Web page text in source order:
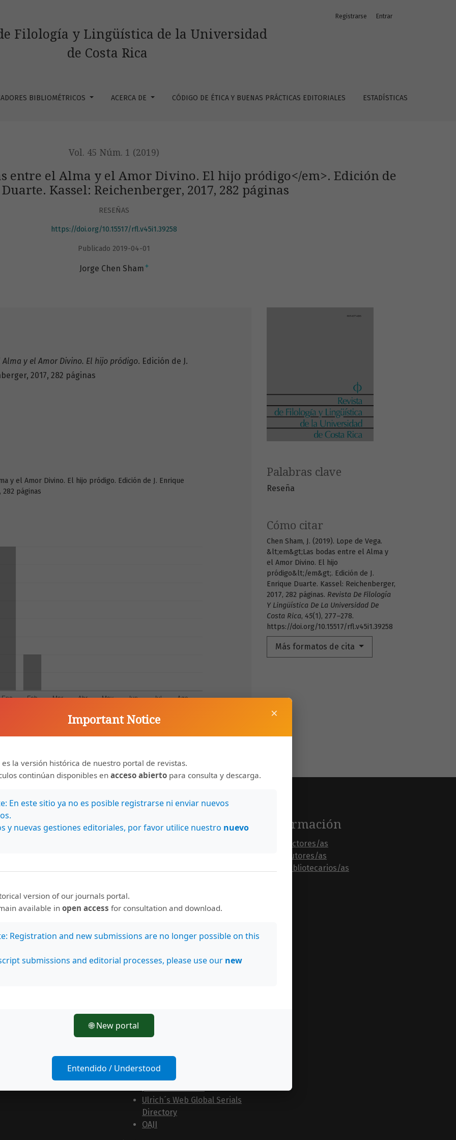
y el Amor Divino. El hijo pródigo&lt;/em&gt;. Edición de J. Enrique Duarte. Kassel: Reichenberger, 2017, 282 páginas
Filología y Lingüística de la Universidad
de Costa Rica
BIBLIOMÉTRICOS ACERCA DE CÓDIGO DE ÉTICA Y BUENAS PRÁCTICAS EDITORIALES ESTADÍSTICAS
Registrarse Entrar
Vol. 45 Núm. 1 (2019)
entre el Alma y el Amor Divino. El hijo pródigo</em>. Edición de
Kassel: Reichenberger, 2017, 282 páginas
RESEÑAS
https://doi.org/10.15517/rfl.v45i1.39258
Publicado 2019-04-01
Jorge Chen Sham +
Palabras clave
Reseña
Cómo citar
Chen Sham, J. (2019). Lope de Vega.
&lt;em&gt;Las bodas entre el Alma y
el Amor Divino. El hijo
pródigo&lt;/em&gt;. Edición de J.
Enrique Duarte. Kassel: Reichenberger,
2017, 282 páginas. Revista De Filología
Y Lingüística De La Universidad De
Costa Rica, 45(1), 277–278.
https://doi.org/10.15517/rfl.v45i1.39258
Más formatos de cita
Alma y el Amor Divino. El hijo pródigo. Edición de J.
2017, 282 páginas
y el Amor Divino. El hijo pródigo. Edición de J. Enrique
páginas
en Estamos indexados en:
Ciencias Sociales y
SherpaRomeo
Biblat (Bibliografía
CORE
Directorios
Ulrich´s Web Global Serials
Directory
OAJI
Información
Para lectores/as
Para autores/as
Para bibliotecarios/as
×
Important Notice
es la versión histórica de nuestro portal de revistas.
continúan disponibles en acceso abierto para consulta y descarga.
En este sitio ya no es posible registrarse ni enviar nuevos
y nuevas gestiones editoriales, por favor utilice nuestro nuevo
version of our journals portal.
available inopen access for consultation and download.
Registration and new submissions are no longer possible on this
submissions and editorial processes, please use our new
🌐 New portal
Entendido / Understood